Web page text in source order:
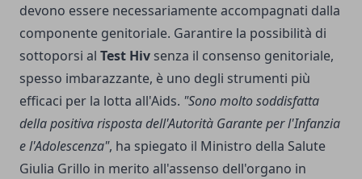
devono essere necessariamente accompagnati dalla
componente genitoriale. Garantire la possibilità di
sottoporsi al Test Hiv senza il consenso genitoriale,
spesso imbarazzante, è uno degli strumenti più
efficaci per la lotta all'Aids. "Sono molto soddisfatta
della positiva risposta dell'Autorità Garante per l'Infanzia
e l'Adolescenza", ha spiegato il Ministro della Salute
Giulia Grillo in merito all'assenso dell'organo in